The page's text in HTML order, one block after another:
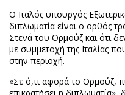
Ο Ιταλός υπουργός
διπλωματία είναι ο ορθός
Στενά του Ορμούζ και ότι
με συμμετοχή της Ιταλίας
στην περιοχή.
«Σε ό,τι αφορά το Ορμούζ,